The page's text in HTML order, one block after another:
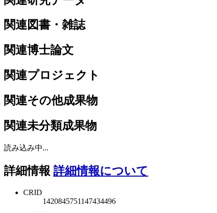
関連図書・雑誌
関連博士論文
関連プロジェクト
関連その他成果物
関連未分類成果物
読み込み中...
詳細情報 詳細情報について
CRID
1420845751147434496